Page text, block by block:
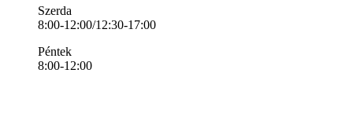
Szerda
8:00-12:00/12:30-17:00
Péntek
8:00-12:00